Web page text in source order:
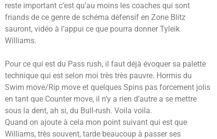
reste important c’est qu’au moins les coaches qui sont
friands de ce genre de schéma défensif en Zone Blitz
sauront, vidéo à l’appui ce que pourra donner Tyleik
Williams.
Pour ce qui est du Pass rush, il faut déjà évoquer sa palette
technique qui est selon moi très très pauvre. Hormis du
Swim move/Rip move et quelques Spins pas forcement jolis
en tant que Counter move, il n’y a rien d’autre a se mettre
sous la dent, ah si, du Bull-rush. Voila voila.
Quand on ajoute à cela mon point suivant qui est que
Williams, très souvent, tarde beaucoup à passer ses